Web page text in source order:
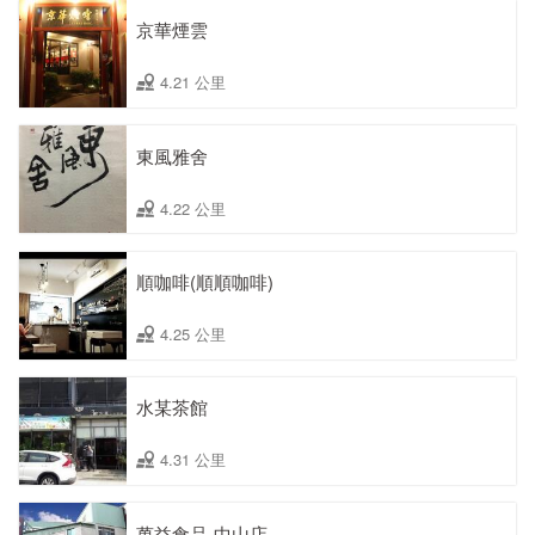
京華煙雲
4.21 公里
東風雅舍
4.22 公里
順咖啡(順順咖啡)
4.25 公里
水某茶館
4.31 公里